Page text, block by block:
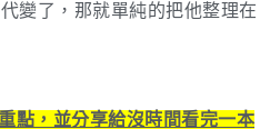
變了，那就單純的把他整理在
點，並分享給沒時間看完一本